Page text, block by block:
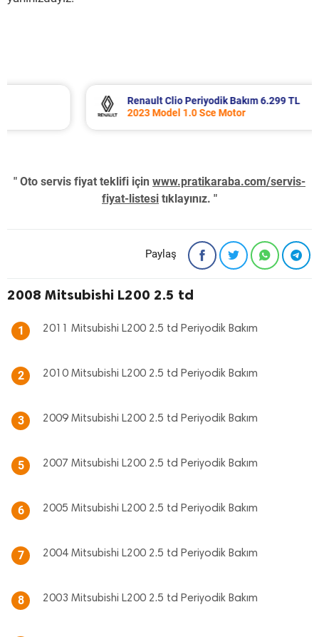
Renault Clio Periyodik Bakım 6.299 TL
2023 Model 1.0 Sce Motor
" Oto servis fiyat teklifi için www.pratikaraba.com/servis-
fiyat-listesi tıklayınız. "
Paylaş
2008 Mitsubishi L200 2.5 td
1 2011 Mitsubishi L200 2.5 td Periyodik Bakım
2 2010 Mitsubishi L200 2.5 td Periyodik Bakım
3 2009 Mitsubishi L200 2.5 td Periyodik Bakım
5 2007 Mitsubishi L200 2.5 td Periyodik Bakım
6 2005 Mitsubishi L200 2.5 td Periyodik Bakım
7 2004 Mitsubishi L200 2.5 td Periyodik Bakım
8 2003 Mitsubishi L200 2.5 td Periyodik Bakım